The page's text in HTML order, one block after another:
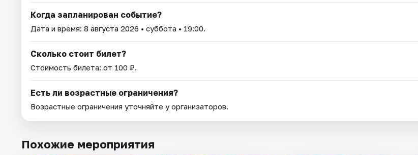
Когда запланирован событие?
Дата и время: 8 августа 2026 • суббота • 19:00.
Сколько стоит билет?
Стоимость билета: от 100 ₽.
Есть ли возрастные ограничения?
Возрастные ограничения уточняйте у организаторов.
Похожие мероприятия